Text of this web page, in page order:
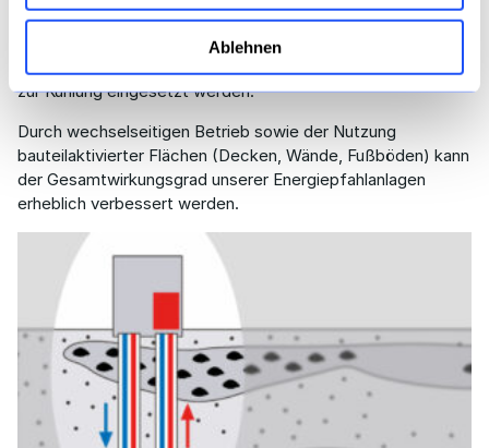
Ablehnen
Hilfe einer Wärmepumpe, ein hohes Temperaturniveau
erreicht wird. Im Sommer kann die konstante
Bodentemperatur von ca. 10-15 C° auch sehr wirtschaftlich
zur Kühlung eingesetzt werden.
Durch wechselseitigen Betrieb sowie der Nutzung
bauteilaktivierter Flächen (Decken, Wände, Fußböden) kann
der Gesamtwirkungsgrad unserer Energiepfahlanlagen
erheblich verbessert werden.